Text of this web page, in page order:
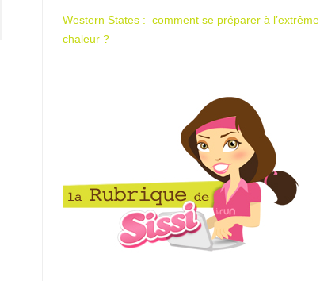
Western States : comment se préparer à l’extrême
chaleur ?